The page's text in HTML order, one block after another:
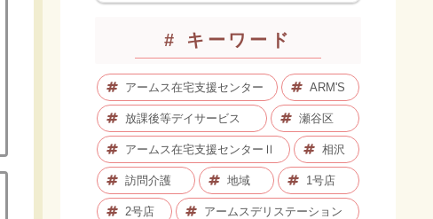
# キーワード
アームス在宅支援センター ARM'S
放課後等デイサービス 瀬谷区
アームス在宅支援センターⅡ 相沢
訪問介護 地域 1号店
2号店 アームスデリステーション